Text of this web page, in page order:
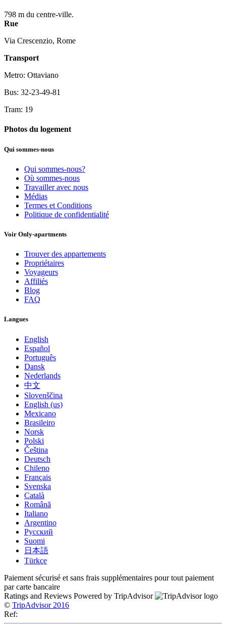
798 m du centre-ville.
Rue
Via Crescenzio, Rome
Transport
Metro: Ottaviano
Bus: 32-23-49-81
Tram: 19
Photos du logement
Qui sommes-nous
Qui sommes-nous?
Où sommes-nous
Travailler avec nous
Médias
Termes et Conditions
Politique de confidentialité
Voir Only-apartments
Trouver des appartements
Propriétaires
Voyageurs
Affiliés
Blog
FAQ
Langues
English
Español
Português
Dansk
Nederlands
中文
Slovenščina
English (us)
Mexicano
Brasileiro
Norsk
Polski
Čeština
Deutsch
Chileno
Français
Svenska
Català
Română
Italiano
Argentino
Русский
Suomi
日本語
Türkçe
Paiement sécurisé et sans frais supplémentaires pour tout paiement
par carte bancaire
Ratings and Reviews Powered by TripAdvisor
© TripAdvisor 2016
Ref: